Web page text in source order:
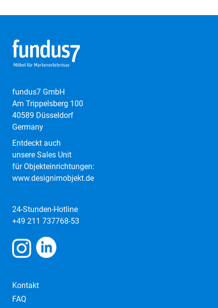
fundus7 GmbH
Am Trippelsberg 100
40589 Düsseldorf
Germany
Entdeckt auch
unsere Sales Unit
für Objekteinrichtungen:
www.designimobjekt.de
24-Stunden-Hotline
+49 211 737768-53
Kontakt
FAQ